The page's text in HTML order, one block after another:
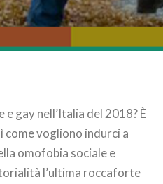
gay nell’Italia del 2018? È
come vogliono indurci a
omofobia sociale e
l’ultima roccaforte